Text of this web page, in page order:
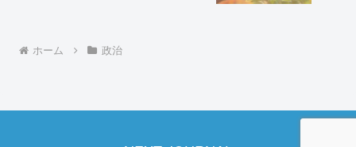
ホーム 政治